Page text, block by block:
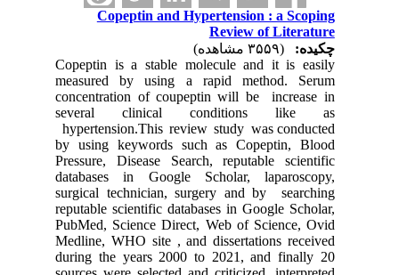
Copeptin and Hypertension : a Scoping
Review of Literature
چکیده:
Copeptin is a stable molecule and it is easily
measured by using a rapid method. Serum
concentration of coupeptin will be increase in
several clinical conditions like as
hypertension.This review study was conducted
by using keywords such as Copeptin, Blood
Pressure, Disease Search, reputable scientific
databases in Google Scholar, laparoscopy,
surgical technician, surgery and by searching
reputable scientific databases in Google Scholar,
PubMed, Science Direct, Web of Science, Ovid
Medline, WHO site , and dissertations received
during the years 2000 to 2021, and finally 20